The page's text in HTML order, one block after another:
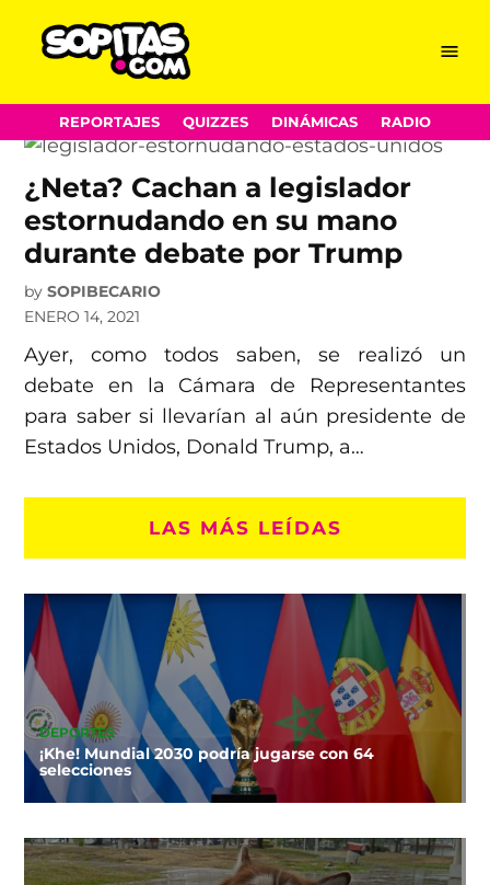
content
Menu
REPORTAJES QUIZZES DINÁMICAS RADIO
legislador
¿Neta? Cachan a legislador
estornudando en su mano
durante debate por Trump
by SOPIBECARIO
ENERO 14, 2021
Ayer, como todos saben, se realizó un
debate en la Cámara de Representantes
para saber si llevarían al aún presidente de
Estados Unidos, Donald Trump, a…
LAS MÁS LEÍDAS
DEPORTES
¡Khe! Mundial 2030 podría jugarse con 64
selecciones